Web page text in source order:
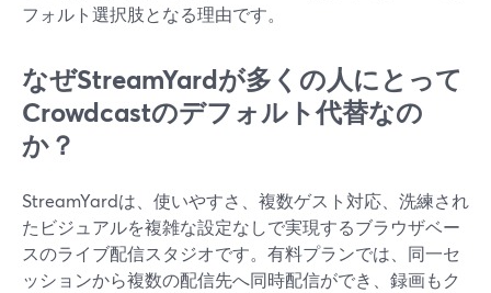
フォルト選択肢となる理由です。
なぜStreamYardが多くの人にとって
Crowdcastのデフォルト代替なの
か？
StreamYardは、使いやすさ、複数ゲスト対応、洗練され
たビジュアルを複雑な設定なしで実現するブラウザベー
スのライブ配信スタジオです。有料プランでは、同一セ
ッションから複数の配信先へ同時配信ができ、録画もク